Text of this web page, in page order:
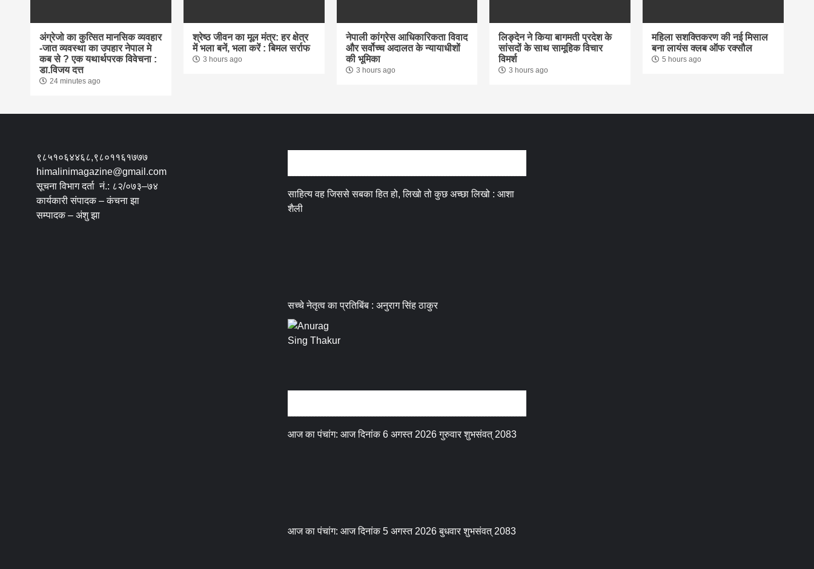
अंग्रेजो का कुत्सित मानसिक व्यवहार
-जात व्यवस्था का उपहार नेपाल मे
कब से ? एक यथार्थपरक विवेचना :
डा.विजय दत्त
24 minutes ago
श्रेष्ठ जीवन का मूल मंत्र: हर क्षेत्र
में भला बनें, भला करें : बिमल सर्राफ
3 hours ago
नेपाली कांग्रेस आधिकारिकता विवाद
और सर्वोच्च अदालत के न्यायाधीशों
की भूमिका
3 hours ago
लिङ्देन ने किया बागमती प्रदेश के
सांसदों के साथ सामूहिक विचार
विमर्श
3 hours ago
महिला सशक्तिकरण की नई मिसाल
बना लायंस क्लब ऑफ रक्सौल
5 hours ago
९८५१०६४४६८,९८०११६१७७७
himalinimagazine@gmail.com
सूचना विभाग दर्ता नं.: ८२/०७३–७४
कार्यकारी संपादक – कंचना झा
सम्पादक – अंशु झा
साहित्य वह जिससे सबका हित हो, लिखो तो कुछ अच्छा लिखो : आशा
शैली
सच्चे नेतृत्व का प्रतिबिंब : अनुराग सिंह ठाकुर
आज का पंचांग: आज दिनांक 6 अगस्त 2026 गुरुवार शुभसंवत् 2083
आज का पंचांग: आज दिनांक 5 अगस्त 2026 बुधवार शुभसंवत् 2083